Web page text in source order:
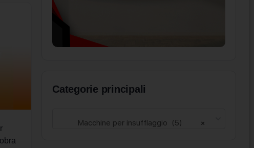
Categorie principali
×
Macchine per insufflaggio (5)